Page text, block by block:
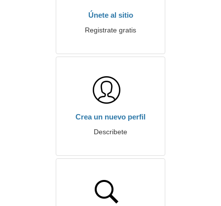
Únete al sitio
Registrate gratis
Crea un nuevo perfil
Describete